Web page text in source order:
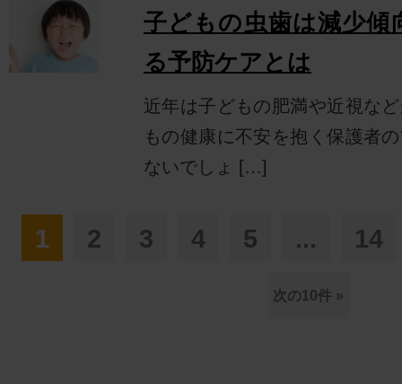
子どもの虫歯は減少傾
る予防ケアとは
近年は子どもの肥満や近視な
もの健康に不安を抱く保護者
ないでしょ […]
1 2 3 4 5 ... 14
次の10件 »